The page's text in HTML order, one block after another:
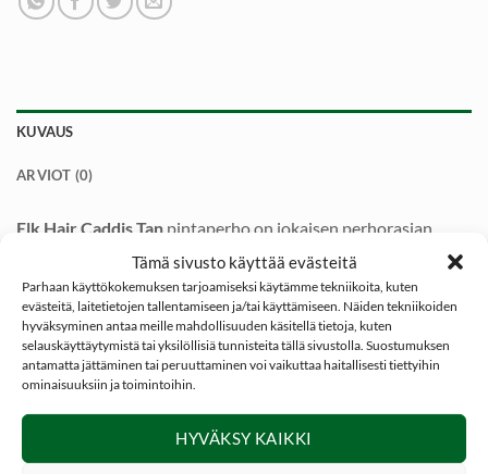
Tämä sivusto käyttää evästeitä
Parhaan käyttökokemuksen tarjoamiseksi käytämme tekniikoita, kuten
evästeitä, laitetietojen tallentamiseen ja/tai käyttämiseen. Näiden tekniikoiden
hyväksyminen antaa meille mahdollisuuden käsitellä tietoja, kuten
selauskäyttäytymistä tai yksilöllisiä tunnisteita tällä sivustolla. Suostumuksen
antamatta jättäminen tai peruuttaminen voi vaikuttaa haitallisesti tiettyihin
ominaisuuksiin ja toimintoihin.
HYVÄKSY KAIKKI
KUVAUS
ARVIOT (0)
Elk Hair Caddis Tan pintaperho on jokaisen perhorasian
ehdoton vakiovarustus mikäli haussa on esim Ahven, Harjus,
Järvitaimen ja Kirjolohi.
Elk Hair Caddis Tantoimii keväästä syksyyn joten sen avulla
pärjää koko kauden alusta loppuun.
aamulla, päivällä ja illalla.